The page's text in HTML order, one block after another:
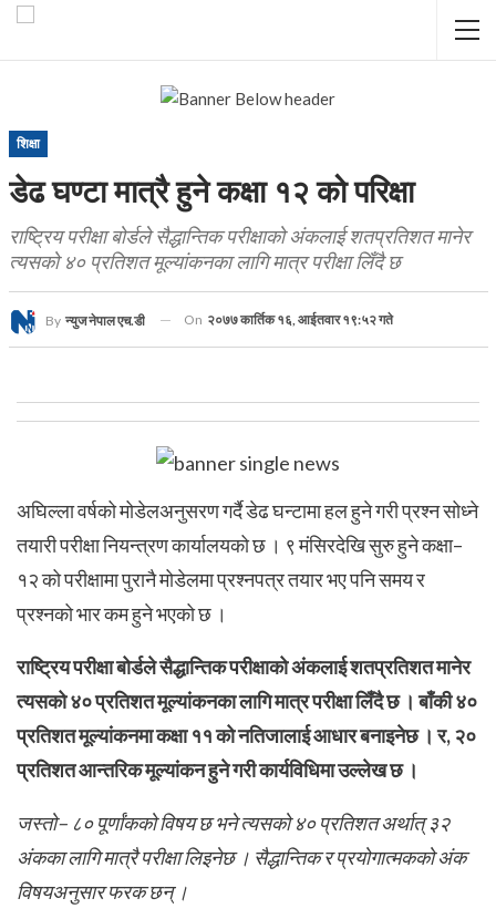
शिक्षा
डेढ घण्टा मात्रै हुने कक्षा १२ को परिक्षा
राष्ट्रिय परीक्षा बोर्डले सैद्धान्तिक परीक्षाको अंकलाई शतप्रतिशत मानेर
त्यसको ४० प्रतिशत मूल्यांकनका लागि मात्र परीक्षा लिँदै छ
By न्युज नेपाल एच.डी On २०७७ कार्तिक १६, आईतवार १९:५२ गते
अघिल्ला वर्षको मोडेलअनुसरण गर्दै डेढ घन्टामा हल हुने गरी प्रश्न सोध्ने
तयारी परीक्षा नियन्त्रण कार्यालयको छ । ९ मंसिरदेखि सुरु हुने कक्षा–
१२ को परीक्षामा पुरानै मोडेलमा प्रश्नपत्र तयार भए पनि समय र
प्रश्नको भार कम हुने भएको छ ।
राष्ट्रिय परीक्षा बोर्डले सैद्धान्तिक परीक्षाको अंकलाई शतप्रतिशत मानेर
त्यसको ४० प्रतिशत मूल्यांकनका लागि मात्र परीक्षा लिँदै छ । बाँकी ४०
प्रतिशत मूल्यांकनमा कक्षा ११ को नतिजालाई आधार बनाइनेछ । र, २०
प्रतिशत आन्तरिक मूल्यांकन हुने गरी कार्यविधिमा उल्लेख छ ।
जस्तो– ८० पूर्णांकको विषय छ भने त्यसको ४० प्रतिशत अर्थात् ३२
अंकका लागि मात्रै परीक्षा लिइनेछ । सैद्धान्तिक र प्रयोगात्मकको अंक
विषयअनुसार फरक छन् ।